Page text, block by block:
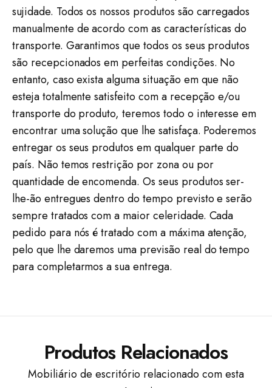
sujidade. Todos os nossos produtos são carregados
manualmente de acordo com as características do
transporte. Garantimos que todos os seus produtos
são recepcionados em perfeitas condições. No
entanto, caso exista alguma situação em que não
esteja totalmente satisfeito com a recepção e/ou
transporte do produto, teremos todo o interesse em
encontrar uma solução que lhe satisfaça. Poderemos
entregar os seus produtos em qualquer parte do
país. Não temos restrição por zona ou por
quantidade de encomenda. Os seus produtos ser-
lhe-ão entregues dentro do tempo previsto e serão
sempre tratados com a maior celeridade. Cada
pedido para nós é tratado com a máxima atenção,
pelo que lhe daremos uma previsão real do tempo
para completarmos a sua entrega.
Produtos Relacionados
Mobiliário de escritório relacionado com esta